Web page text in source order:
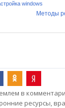
windows
Методы
в
ресурсы,